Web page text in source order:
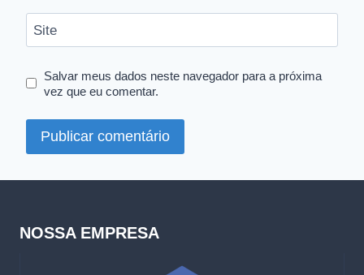
Site
Salvar meus dados neste navegador para a próxima
vez que eu comentar.
NOSSA EMPRESA